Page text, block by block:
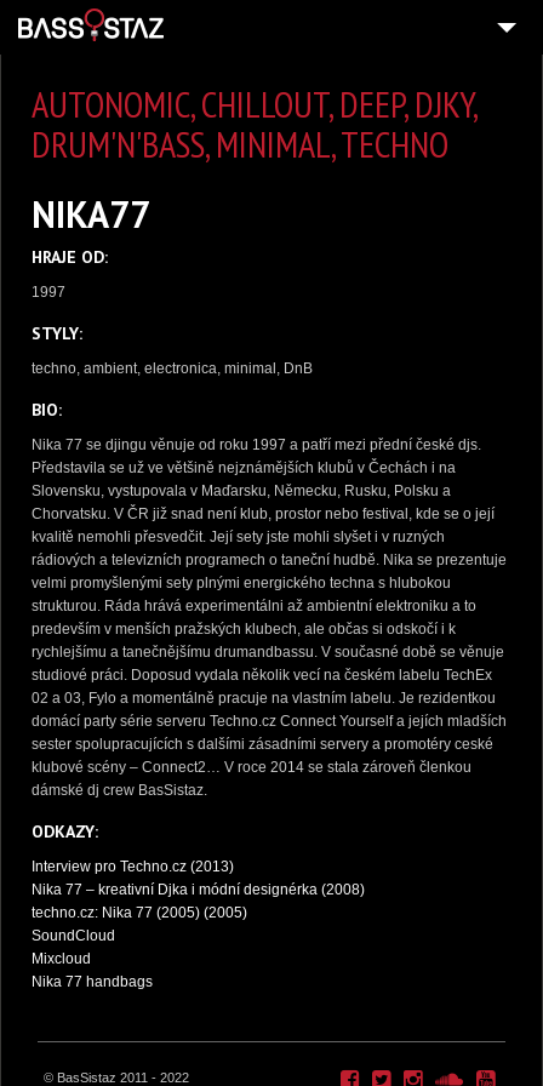
MUZIKA
OBRÁZKY
BOOKING
AUTONOMIC, CHILLOUT, DEEP, DJKY,
DRUM'N'BASS, MINIMAL, TECHNO
NIKA77
HRAJE OD:
1997
STYLY:
techno, ambient, electronica, minimal, DnB
BIO:
Nika 77 se djingu věnuje od roku 1997 a patří mezi přední české djs.
Představila se už ve většině nejznámějších klubů v Čechách i na
Slovensku, vystupovala v Maďarsku, Německu, Rusku, Polsku a
Chorvatsku. V ČR již snad není klub, prostor nebo festival, kde se o její
kvalitě nemohli přesvedčit. Její sety jste mohli slyšet i v ruzných
rádiových a televizních programech o taneční hudbě. Nika se prezentuje
velmi promyšlenými sety plnými energického techna s hlubokou
strukturou. Ráda hrává experimentálni až ambientní elektroniku a to
predevším v menších pražských klubech, ale občas si odskočí i k
rychlejšímu a tanečnějšímu drumandbassu. V současné době se věnuje
studiové práci. Doposud vydala několik vecí na českém labelu TechEx
02 a 03, Fylo a momentálně pracuje na vlastním labelu. Je rezidentkou
domácí party série serveru Techno.cz Connect Yourself a jejích mladších
sester spolupracujících s dalšími zásadními servery a promotéry ceské
klubové scény – Connect2… V roce 2014 se stala zároveň členkou
dámské dj crew BasSistaz.
ODKAZY:
Interview pro Techno.cz (2013)
Nika 77 – kreativní Djka i módní designérka (2008)
techno.cz: Nika 77 (2005) (2005)
SoundCloud
Mixcloud
Nika 77 handbags
© BasSistaz 2011 - 2022